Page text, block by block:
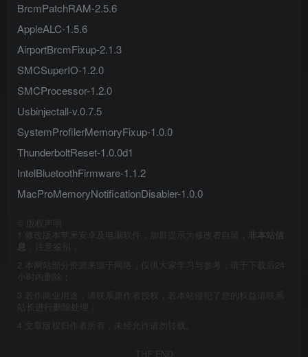
BrcmPatchRAM-2.5.6
AppleALC-1.5.6
AirportBrcmFixup-2.1.3
SMCSuperIO-1.2.0
SMCProcessor-1.2.0
Usbinjectall-v.0.7.5
SystemProfilerMemoryFixup-1.0.0
ThunderboltReset-1.0.0d1
IntelBluetoothFirmware-1.1.2
MacProMemoryNotificationDisabler-1.0.0
版权声明
1
修改版本苹果安卓及电脑软件，加群提示为修改者自留，
非本站信
息 ，注意鉴别；
2 本网站部分资源来源于网络，仅供大家学习与参考，请于下载后24
小时内删除；
3 若作商业用途，请联系原作者授权，若本站侵犯了您的权益请联系
站长进行删除处理；
4 文章版权归作者所有，未经允许请勿转载。
THE END